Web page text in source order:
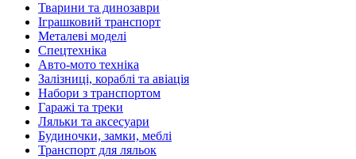
Тварини та динозаври
Іграшковий транспорт
Металеві моделі
Спецтехніка
Авто-мото техніка
Залізниці, кораблі та авіація
Набори з транспортом
Гаражі та треки
Ляльки та аксесуари
Будиночки, замки, меблі
Транспорт для ляльок